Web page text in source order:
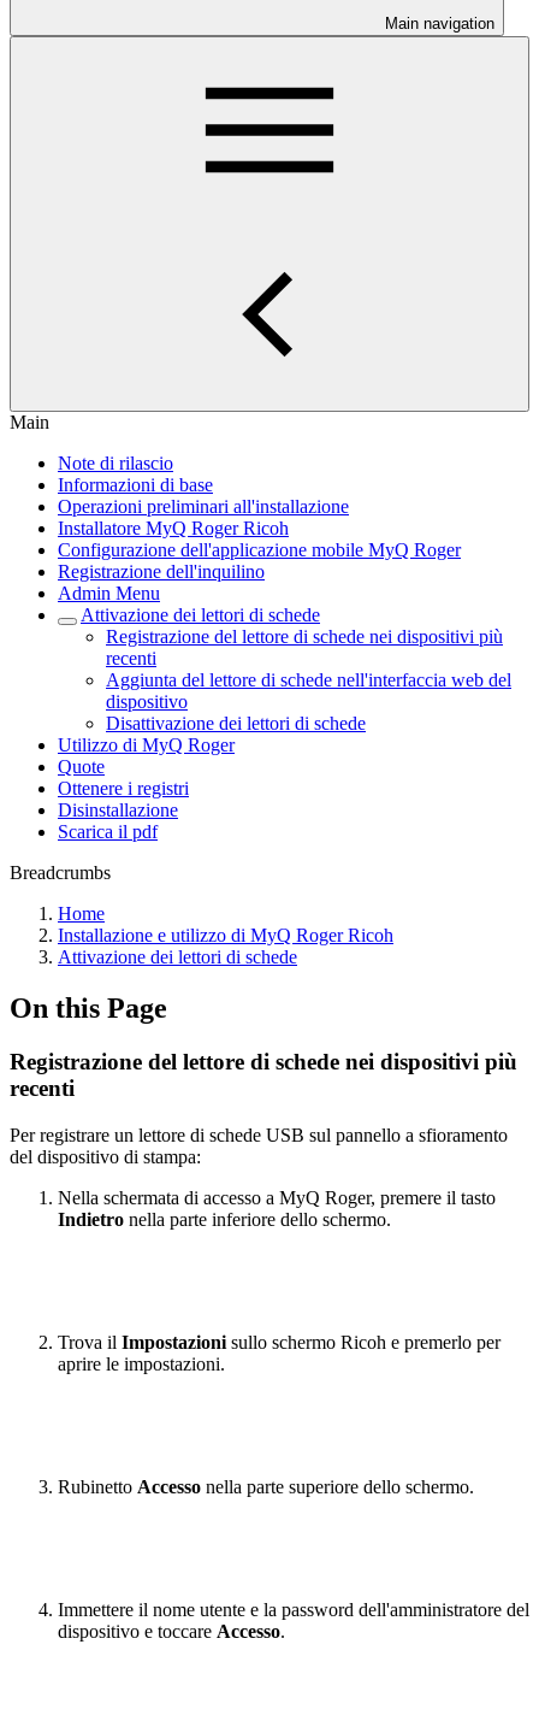
Main navigation
Main
Note di rilascio
Informazioni di base
Operazioni preliminari all'installazione
Installatore MyQ Roger Ricoh
Configurazione dell'applicazione mobile MyQ Roger
Registrazione dell'inquilino
Admin Menu
Attivazione dei lettori di schede
Registrazione del lettore di schede nei dispositivi più
recenti
Aggiunta del lettore di schede nell'interfaccia web del
dispositivo
Disattivazione dei lettori di schede
Utilizzo di MyQ Roger
Quote
Ottenere i registri
Disinstallazione
Scarica il pdf
Breadcrumbs
Home
Installazione e utilizzo di MyQ Roger Ricoh
Attivazione dei lettori di schede
On this Page
Registrazione del lettore di schede nei dispositivi più
recenti
Per registrare un lettore di schede USB sul pannello a sfioramento
del dispositivo di stampa:
Nella schermata di accesso a MyQ Roger, premere il tasto
Indietro nella parte inferiore dello schermo.
Trova il Impostazioni sullo schermo Ricoh e premerlo per
aprire le impostazioni.
Rubinetto Accesso nella parte superiore dello schermo.
Immettere il nome utente e la password dell'amministratore del
dispositivo e toccare Accesso.